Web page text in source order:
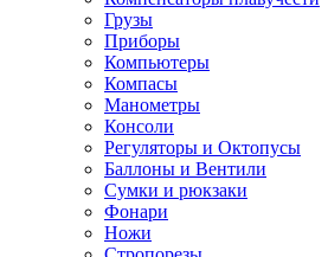
Грузы
Приборы
Компьютеры
Компасы
Манометры
Консоли
Регуляторы и Октопусы
Баллоны и Вентили
Сумки и рюкзаки
Фонари
Ножи